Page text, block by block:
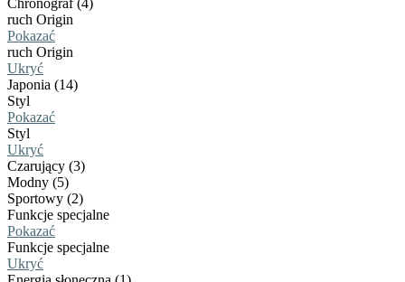
Chronograf (4)
ruch Origin
Pokazać
ruch Origin
Ukryć
Japonia (14)
Styl
Pokazać
Styl
Ukryć
Czarujący (3)
Modny (5)
Sportowy (2)
Funkcje specjalne
Pokazać
Funkcje specjalne
Ukryć